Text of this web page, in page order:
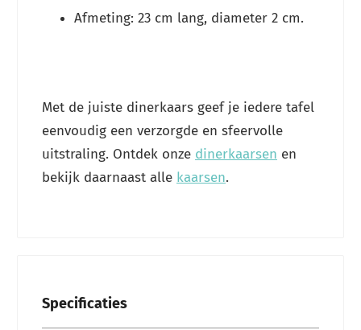
Afmeting: 23 cm lang, diameter 2 cm.
Met de juiste dinerkaars geef je iedere tafel
eenvoudig een verzorgde en sfeervolle
uitstraling. Ontdek onze dinerkaarsen en
bekijk daarnaast alle kaarsen.
Specificaties